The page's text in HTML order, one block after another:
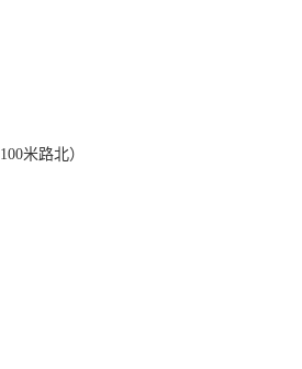
100米路北）